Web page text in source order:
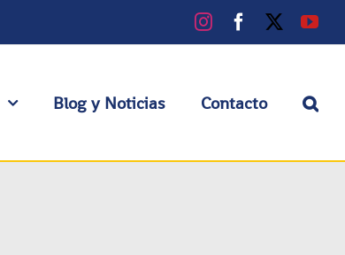
InstagramFacebook
Blog y Noticias Contacto